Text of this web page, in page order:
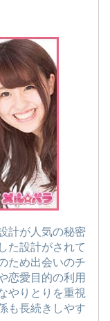
計が人気の秘密
た設計がされて
ため出会いのチ
恋愛目的の利用
やりとりを重視
も長続きしやす